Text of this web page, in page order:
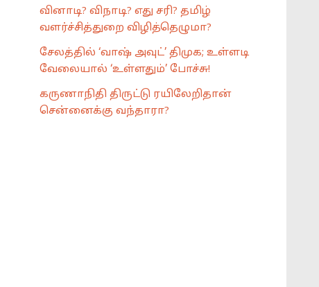
வினாடி? விநாடி? எது சரி? தமிழ்
வளர்ச்சித்துறை விழித்தெழுமா?
சேலத்தில் ‘வாஷ் அவுட்’ திமுக; உள்ளடி
வேலையால் ‘உள்ளதும்’ போச்சு!
கருணாநிதி திருட்டு ரயிலேறிதான்
சென்னைக்கு வந்தாரா?